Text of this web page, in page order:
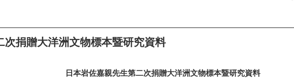
次捐贈大洋洲文物標本暨研究資料
日本岩佐嘉親先生第二次捐贈大洋洲文物標本暨研究資料